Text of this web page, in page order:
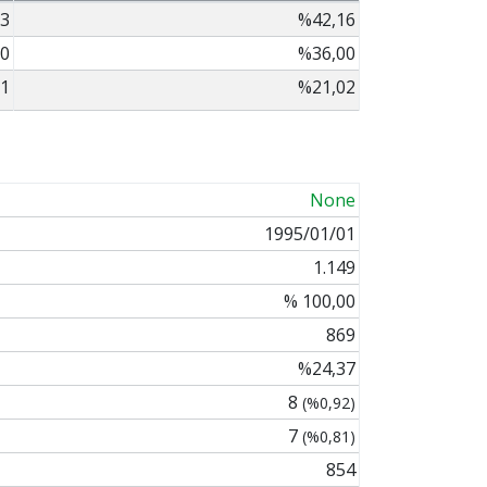
%42,16
%36,00
%21,02
None
1995/01/01
1.149
% 100,00
869
%24,37
8 (%0,92)
7 (%0,81)
854